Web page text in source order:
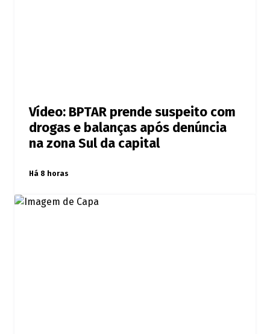
Vídeo: BPTAR prende suspeito com
drogas e balanças após denúncia
na zona Sul da capital
Há 8 horas